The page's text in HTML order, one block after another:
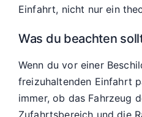
Einfahrt, nicht nur ein
Was du beachten
Wenn du vor einer
freizuhaltenden Einfahrt
immer, ob das Fahrzeug